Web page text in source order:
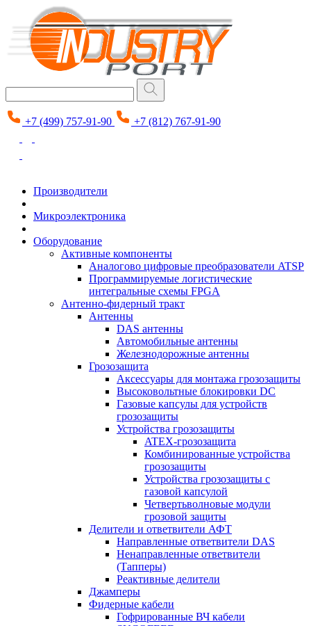
+7 (499) 757-91-90 +7 (812) 767-91-90
Производители
Микроэлектроника
Оборудование
Активные компоненты
Аналогово цифровые преобразователи ATSP
Программируемые логистические
интегральные схемы FPGA
Антенно-фидерный тракт
Антенны
DAS антенны
Автомобильные антенны
Железнодорожные антенны
Грозозащита
Аксессуары для монтажа грозозащиты
Высоковольтные блокировки DC
Газовые капсулы для устройств
грозозащиты
Устройства грозозащиты
ATEX-грозозащита
Комбинированные устройства
грозозащиты
Устройства грозозащиты с
газовой капсулой
Четвертьволновые модули
грозовой защиты
Делители и ответвители АФТ
Направленные ответвители DAS
Ненаправленные ответвители
(Тапперы)
Реактивные делители
Джамперы
Фидерные кабели
Гофрированные ВЧ кабели